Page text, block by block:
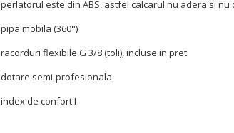
perlatorul este din ABS, astfel calcarul nu adera si nu
pipa mobila (360°)
racorduri flexibile G 3/8 (toli), incluse in pret
dotare semi-profesionala
index de confort I